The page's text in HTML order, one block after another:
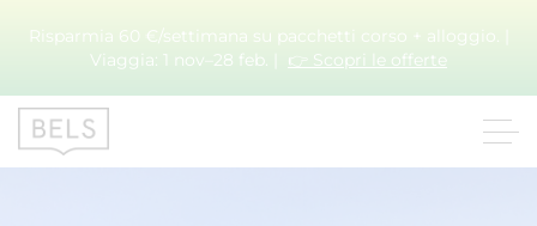
Risparmia 60 €/settimana su pacchetti corso + alloggio. |
Viaggia: 1 nov–28 feb. | 👉 Scopri le offerte